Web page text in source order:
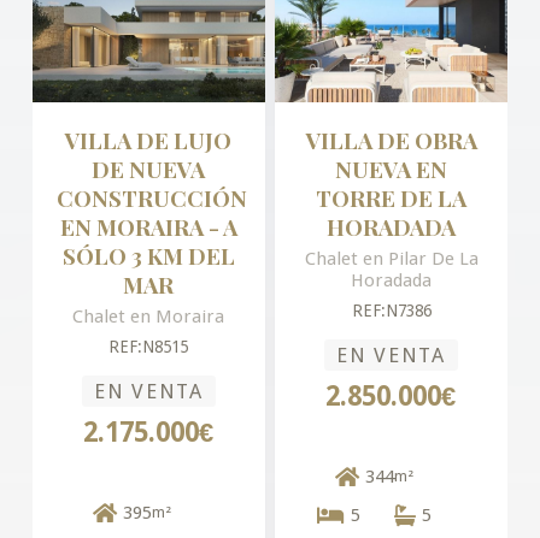
VILLA DE LUJO
DE NUEVA
CONSTRUCCIÓN
EN MORAIRA - A
SÓLO 3 KM DEL
MAR
Chalet en Moraira
REF:N8515
EN VENTA
2.175.000€
395m²
VILLA DE OBRA
NUEVA EN
TORRE DE LA
HORADADA
Chalet en Pilar De La
Horadada
REF:N7386
EN VENTA
2.850.000€
344m²
5
5